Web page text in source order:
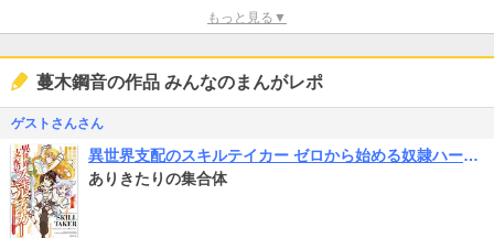
もっと見る▼
蔓木鋼音の作品 みんなのまんがレポ
ゲストさんさん
異世界支配のスキルテイカー ゼロから始める奴隷ハーレム
ありきたりの集合体